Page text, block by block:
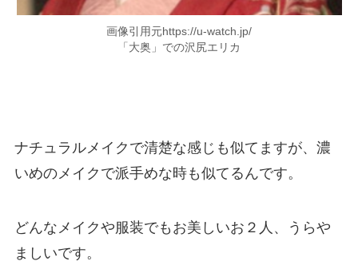
画像引用元https://u-watch.jp/
「大奥」での沢尻エリカ
ナチュラルメイクで清楚な感じも似てますが、濃
いめのメイクで派手めな時も似てるんです。
どんなメイクや服装でもお美しいお２人、うらや
ましいです。